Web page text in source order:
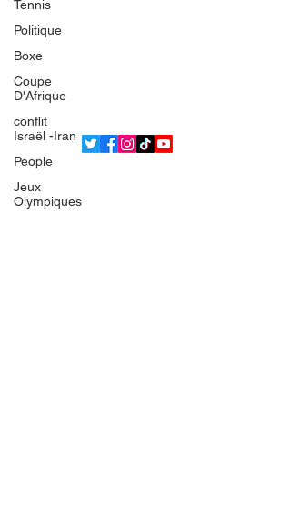
Tennis
Politique
Boxe
Coupe
D'Afrique
conflit
Israël -Iran
People
Jeux
Olympiques
L'équipe
Politique de confidentialité
Termes et conditions
© 2025 Bsean Media TV